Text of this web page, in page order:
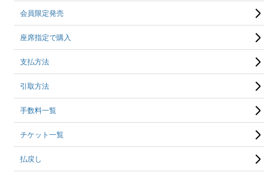
会員限定発売
座席指定で購入
支払方法
引取方法
手数料一覧
チケット一覧
払戻し